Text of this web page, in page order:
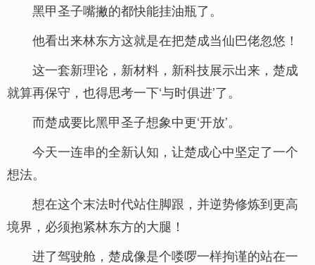
黑甲圣子嘴撇的都快能挂油瓶了。
他看出来林东方这就是在把楚成当仙巴佬忽悠！
这一套新理论，新材料，新科技展示出来，楚成
就算再保守，也得思考一下‘与时俱进’了。
而楚成要比黑甲圣子想象中更‘开放’。
今天一连串的全新认知，让楚成心中坚定了一个
想法。
想在这个末法时代站住脚跟，并逆势修炼到更高
境界，必须抱紧林东方的大腿！
进了驾驶舱，楚成像是个喽啰一样拘谨的站在一